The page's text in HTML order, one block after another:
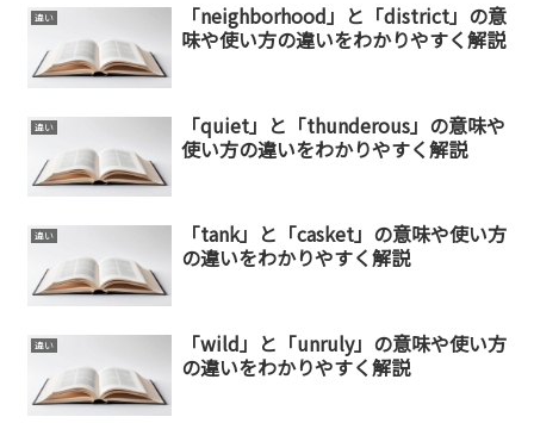
違い
「neighborhood」と「district」の意
味や使い方の違いをわかりやすく解説
違い
「quiet」と「thunderous」の意味や
使い方の違いをわかりやすく解説
違い
「tank」と「casket」の意味や使い方
の違いをわかりやすく解説
違い
「wild」と「unruly」の意味や使い方
の違いをわかりやすく解説